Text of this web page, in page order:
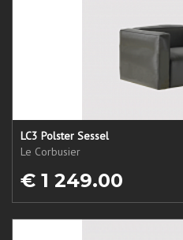
LC3 Polster Sessel
Le Corbusier
€ 1 249.00